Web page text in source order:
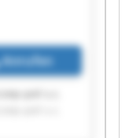
Anrufen
pol s.c.